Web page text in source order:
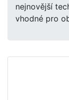
nejnovější
vhodné pro